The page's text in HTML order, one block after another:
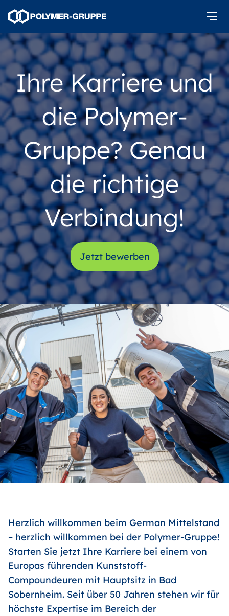
Ihre Karriere und
die Polymer-
Gruppe? Genau
die richtige
Verbindung!
Jetzt bewerben
Herzlich willkommen beim German Mittelstand
– herzlich willkommen bei der Polymer-Gruppe!
Starten Sie jetzt Ihre Karriere bei einem von
Europas führenden Kunststoff-
Compoundeuren mit Hauptsitz in Bad
Sobernheim. Seit über 50 Jahren stehen wir für
höchste Expertise im Bereich der